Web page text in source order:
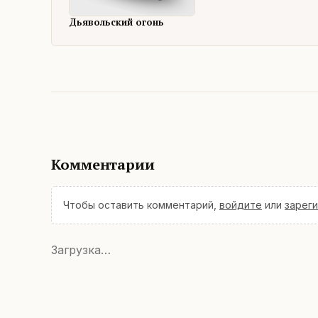
Дьявольский огонь
Комментарии
Чтобы оставить комментарий, войдите или
Загрузка…